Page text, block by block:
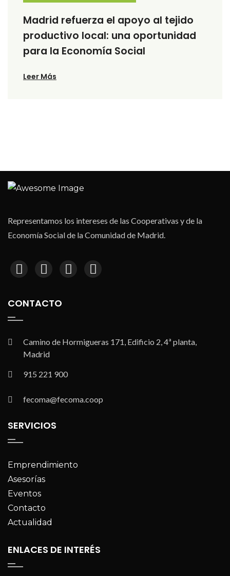
Madrid refuerza el apoyo al tejido
productivo local: una oportunidad
para la Economía Social
Leer Más
Representamos los intereses de las Cooperativas y de la
Economía Social de la Comunidad de Madrid.
CONTACTO
Camino de Hormigueras 171, Edificio 2, 4ª planta,
Madrid
915 221 900
fecoma@fecoma.coop
SERVICIOS
Emprendimiento
Asesorías
Eventos
Contacto
Actualidad
ENLACES DE INTERÉS